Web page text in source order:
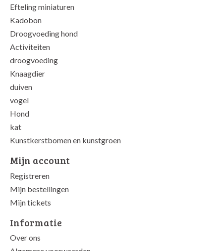
Efteling miniaturen
Kadobon
Droogvoeding hond
Activiteiten
droogvoeding
Knaagdier
duiven
vogel
Hond
kat
Kunstkerstbomen en kunstgroen
Mijn account
Registreren
Mijn bestellingen
Mijn tickets
Informatie
Over ons